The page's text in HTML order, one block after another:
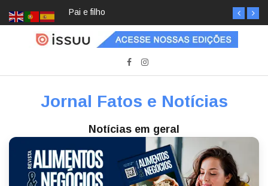
Pai e filho
Jornal Fatos e Notícias
Notícias em geral